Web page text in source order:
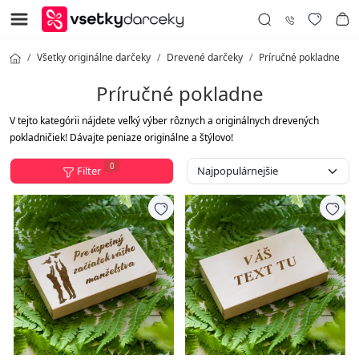
Všetky originálne darčeky Drevené darčeky Príručné pokladne
Príručné pokladne
V tejto kategórii nájdete veľký výber rôznych a originálnych drevených
pokladničiek! Dávajte peniaze originálne a štýlovo!
Filter 0